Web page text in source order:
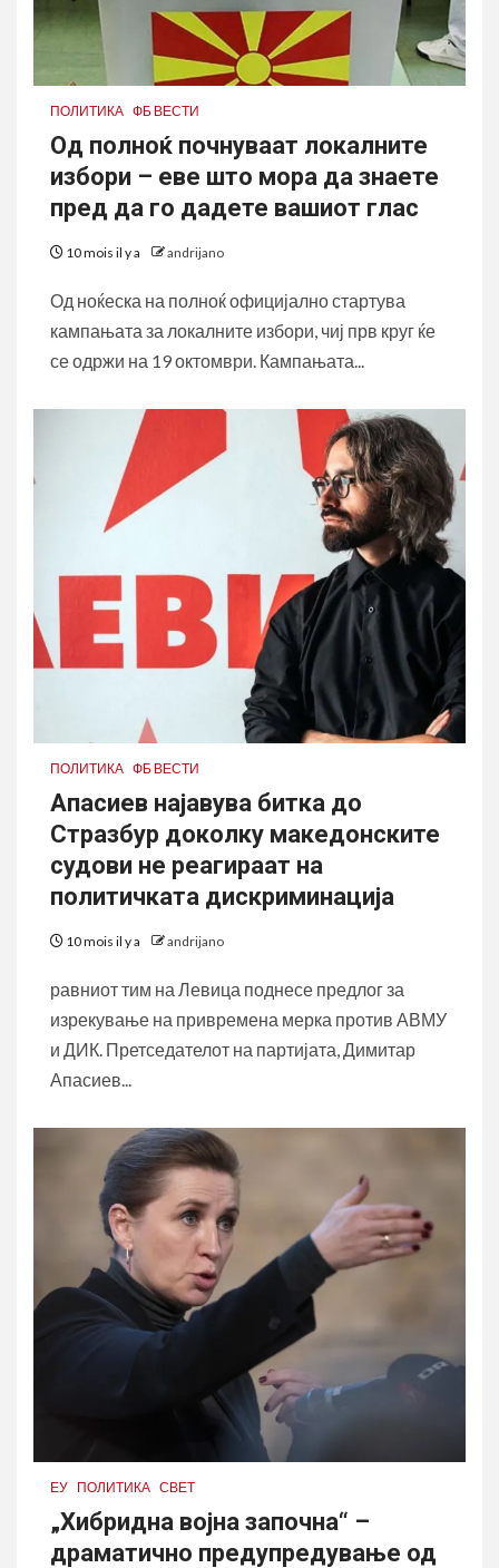
ПОЛИТИКА ФБ ВЕСТИ
Од полноќ почнуваат локалните
избори – еве што мора да знаете
пред да го дадете вашиот глас
10 mois il y a andrijano
Од ноќеска на полноќ официјално стартува
кампањата за локалните избори, чиј прв круг ќе
се одржи на 19 октомври. Кампањата...
ПОЛИТИКА ФБ ВЕСТИ
Апасиев најавува битка до
Стразбур доколку македонските
судови не реагираат на
политичката дискриминација
10 mois il y a andrijano
равниот тим на Левица поднесе предлог за
изрекување на привремена мерка против АВМУ
и ДИК. Претседателот на партијата, Димитар
Апасиев...
ЕУ ПОЛИТИКА СВЕТ
„Хибридна војна започна“ –
драматично предупредување од